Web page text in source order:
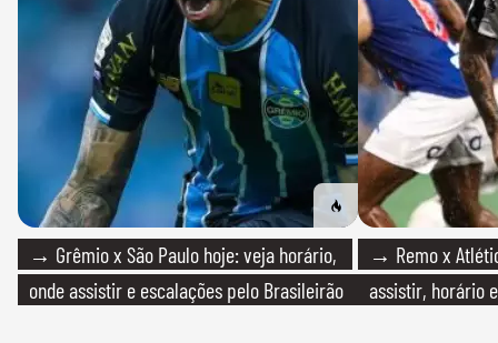
→ Grêmio x São Paulo hoje: veja horário,
onde assistir e escalações pelo Brasileirão
→ Remo x
assistir, horário